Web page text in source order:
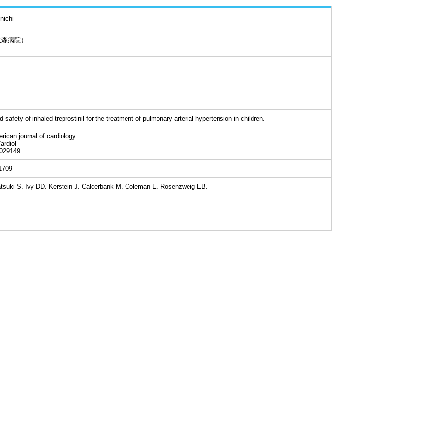
病院）
safety of inhaled treprostinil for the treatment of pulmonary arterial hypertension in children.
journal of cardiology
S, Ivy DD, Kerstein J, Calderbank M, Coleman E, Rosenzweig EB.